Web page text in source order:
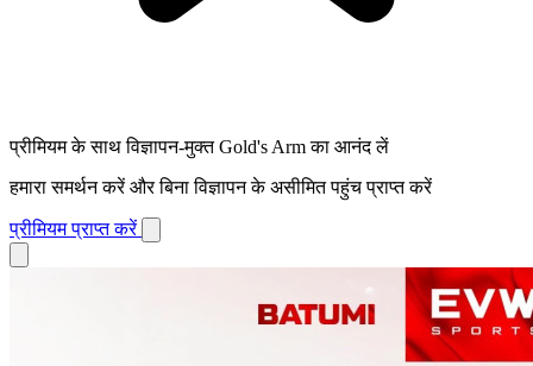
प्रीमियम के साथ विज्ञापन-मुक्त Gold's Arm का आनंद लें
हमारा समर्थन करें और बिना विज्ञापन के असीमित पहुंच प्राप्त करें
प्रीमियम प्राप्त करें